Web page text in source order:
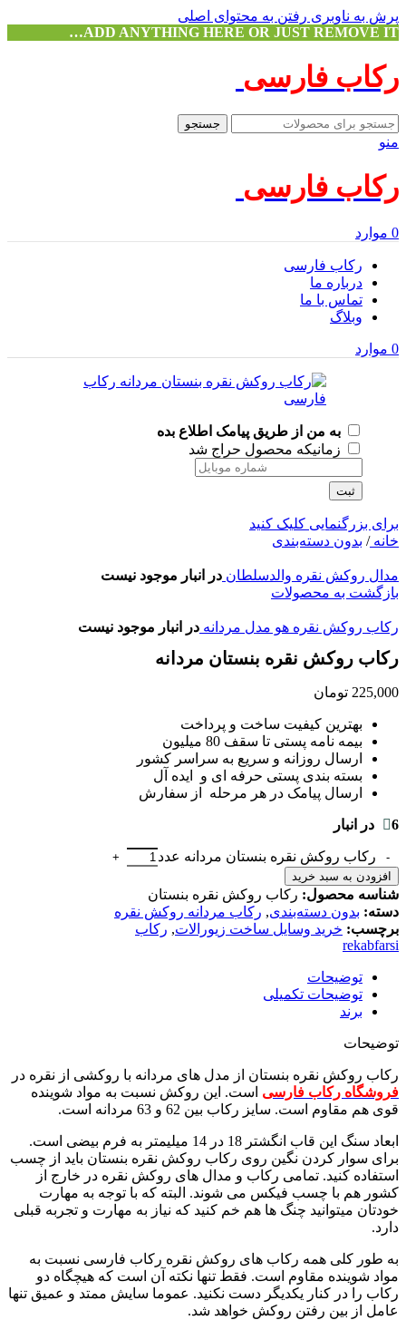
پرش به ناوبری رفتن به محتوای اصلی
ADD ANYTHING HERE OR JUST REMOVE IT…
رکاب فارسی
جستجو
منو
رکاب فارسی
0 موارد
رکاب فارسی
درباره ما
تماس با ما
وبلاگ
0 موارد
به من از طریق پیامک اطلاع بده
زمانیکه محصول حراج شد
ثبت
برای بزرگنمایی کلیک کنید
خانه/ بدون دسته‌بندی
مدال روکش نقره والدسلطان در انبار موجود نیست
بازگشت به محصولات
رکاب روکش نقره هو مدل مردانه در انبار موجود نیست
رکاب روکش نقره بنستان مردانه
225,000 تومان
بهترین کیفیت ساخت و پرداخت
بیمه نامه پستی تا سقف 80 میلیون
ارسال روزانه و سریع به سراسر کشور
بسته بندی پستی حرفه ای و ایده آل
ارسال پیامک در هر مرحله از سفارش
6 در انبار
رکاب روکش نقره بنستان مردانه عدد
افزودن به سبد خرید
شناسه محصول: رکاب روکش نقره بنستان
دسته: بدون دسته‌بندی, رکاب مردانه روکش نقره
برچسب: خرید وسایل ساخت زیورالات, رکاب
rekabfarsi
توضیحات
توضیحات تکمیلی
برند
توضیحات
رکاب روکش نقره بنستان از مدل های مردانه با روکشی از نقره در
فروشگاه رکاب فارسی است. این روکش نسبت به مواد شوینده
قوی هم مقاوم است. سایز رکاب بین 62 و 63 مردانه است.
ابعاد سنگ این قاب انگشتر 18 در 14 میلیمتر به فرم بیضی است.
برای سوار کردن نگین روی رکاب روکش نقره بنستان باید از چسب
استفاده کنید. تمامی رکاب و مدال های روکش نقره در خارج از
کشور هم با چسب فیکس می شوند. البته که با توجه به مهارت
خودتان میتوانید چنگ ها هم خم کنید که نیاز به مهارت و تجربه قبلی
دارد.
به طور کلی همه رکاب های روکش نقره رکاب فارسی نسبت به
مواد شوینده مقاوم است. فقط تنها نکته آن است که هیچگاه دو
رکاب را در کنار یکدیگر دست نکنید. عموما سایش ممتد و عمیق تنها
عامل از بین رفتن روکش خواهد شد.